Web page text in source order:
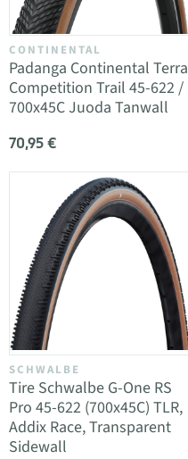
CONTINENTAL
Padanga Continental Terra
Competition Trail 45-622 /
700x45C Juoda Tanwall
70,95 €
SCHWALBE
Tire Schwalbe G-One RS
Pro 45-622 (700x45C) TLR,
Addix Race, Transparent
Sidewall